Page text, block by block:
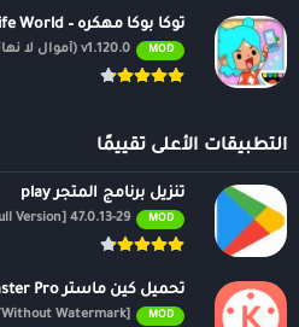
توكا بوكا مهكره – Toca Life World
MOD v1.120.0 (أموال لا نهائية + جميع المستويات)
التطبيقات الأعلى تقييمًا
تنزيل برنامج المتجر play
MOD
47.0.13-29 MOD APK [No Root/All Devices/Full Version]
تحميل كين ماستر Kine Master Pro مهكر
MOD
Without Watermark]